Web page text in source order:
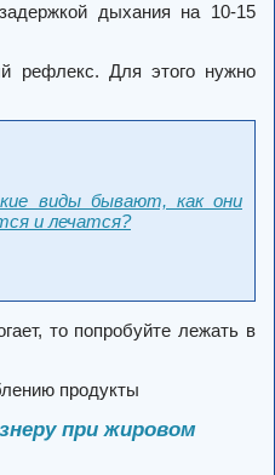
дыхания на 10-15
рефлекс. Для этого нужно
виды бывают, как они
и лечатся?
то попробуйте лежать в
продукты
при жировом